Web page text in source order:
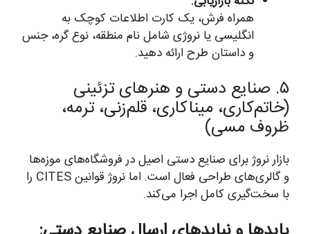
همراه فرش، یک کارت اطلاعات کوچک به
انگلیسی یا نروژی شامل نام منطقه، نوع گره، جنس
و داستان طرح ارائه دهید.
۵. صنایع دستی و هنرهای تزئینی
(خاتم‌کاری، میناکاری، قلم‌زنی، ترمه،
ظروف مسی)
بازار نروژ برای صنایع دستی اصیل در فروشگاه‌های موزه‌ها
و گالری‌های طراحی فعال است. اما نروژ قوانین CITES را
با سخت‌گیری کامل اجرا می‌کند.